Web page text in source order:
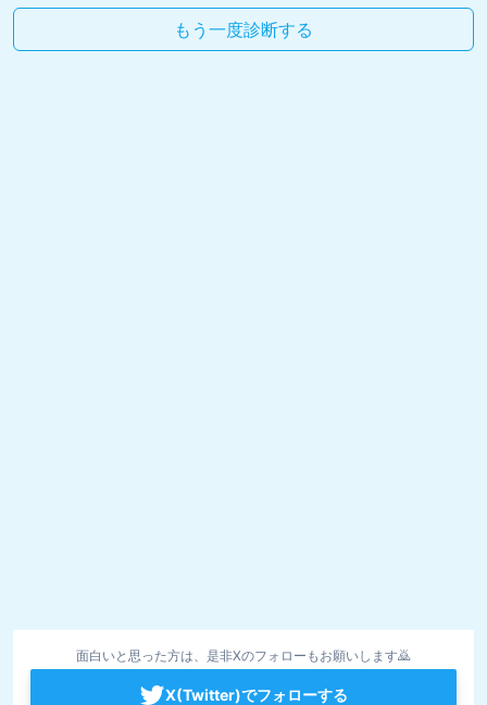
もう一度診断する
面白いと思った方は、是非Xのフォローもお願いします🙇
X(Twitter)でフォローする